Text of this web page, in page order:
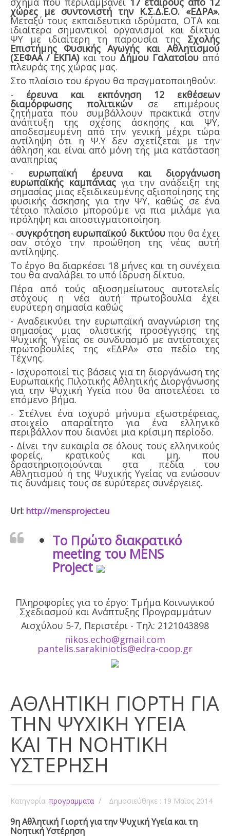
χώρες με συντονιστή την Κ.Σ.Δ.Ε.Ο. «ΕΔΡΑ».
Μεταξύ τους εκπαιδευτικά ιδρύματα, ΟΤΑ και
ιδιαίτερα σημαντικοί οργανισμοί και δίκτυα
ΨΥ με ιδιαίτερη τη παρουσία της Σχολής
Επιστήμης Φυσικής Αγωγής και Αθλητισμού
(ΣΕΦΑΑ / ΕΚΠΑ)και του Δήμου Γαλατσίου από
πλευράς της χώρας μας.
Στο πλαίσιο του έργου θα πραγματοποιηθούν:
- έρευνα και εκπόνηση 12 εκθέσεων
διαμόρφωσης πολιτικών σε επιμέρους
ζητήματα που συμβάλλουν πρακτικά στην
ανάπτυξη της σχέσης άσκησης και ΨΥ,
αποδεσμευμένη από την γενική μέχρι τώρα
αντίληψη ότι η Ψ.Υ δεν σχετίζεται με την
άθληση και είναι από μόνη της μια κατάσταση
αναπηρίας
- ευρωπαϊκή έρευνα και διοργάνωση
ευρωπαϊκής καμπάνιαςγια την ανάδειξη της
σημασίας μιας εξειδικευμένης αξιοποίησης της
φυσικής άσκησης για την ΨΥ, καθώς σε ένα
τέτοιο πλαίσιο μπορούμε να πια μιλάμε για
πρόληψη και αποστιγματοποίηση.
- συγκρότηση ευρωπαϊκού δικτύουπου θα έχει
σαν στόχο την προώθηση της νέας αυτή
αντίληψης.
Το έργο θα διαρκέσει 18 μήνες και τη συνέχεια
του θα αναλάβει το υπό ίδρυση δίκτυο.
Πέρα από τούς αξιοσημείωτους αυτοτελείς
στόχους η νέα αυτή πρωτοβουλία έχει
ευρύτερη σημασία καθώς
- Αναδεικνύει την ευρωπαϊκή αναγνώριση της
σημασίας μιας ολιστικής προσέγγισης της
Ψυχικής Υγείας σε συνδυασμό με αντίστοιχες
πρωτοβουλίες της «ΕΔΡΑ» στο πεδίο της
Τέχνης.
- Ισχυροποιεί τις βάσεις για τη διοργάνωση της
Ευρωπαϊκής Πιλοτικής Αθλητικής Διοργάνωσης
για την Ψυχική Υγεία που θα αποτελέσει το
επόμενο βήμα.
- Στέλνει ένα ισχυρό μήνυμα εξωστρέφειας,
στοιχείο απαραίτητο για ένα ελληνικό
περιβάλλον που διανύει μια κρίσιμη περίοδο.
- Δίνει την ευκαιρία σε όλους τους ελληνικούς
φορείς, κρατικούς και μη, που
δραστηριοποιούνται στα πεδία του
Αθλητισμού ή της Ψυχικής Υγείας να ενώσουν
τις δυνάμεις τους σε ευρύτερες συνέργειες.
Url: http://mensproject.eu
To Πρώτο διακρατικό
meeting του MENS
Project
Πληροφορίες για το έργο: Τμήμα Κοινωνικού
Σχεδιασμού και Ανάπτυξης Προγραμμάτων
Αισχύλου 5-7, Περιστέρι - Tηλ: 2121043898
nikos.echo@gmail.com
pantelis.sarakiniotis@edra-coop.gr
ΑΘΛΗΤΙΚΗ ΓΙΟΡΤΗ ΓΙΑ
ΤΗΝ ΨΥΧΙΚΗ ΥΓΕΙΑ
ΚΑΙ ΤΗ ΝΟΗΤΙΚΗ
ΥΣΤΕΡΗΣΗ
Κατηγορία: προγραμματα Δημοσιεύθηκε : 19 Μαϊος 2014
9η Αθλητική Γιορτή για την Ψυχική Υγεία και τη
Νοητική Υστέρηση